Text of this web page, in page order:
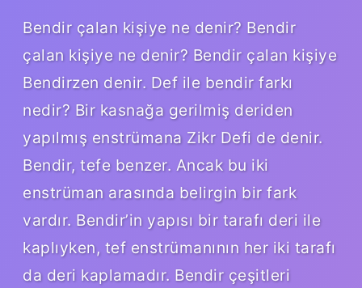
Bendir çalan kişiye ne denir? Bendir
çalan kişiye ne denir? Bendir çalan kişiye
Bendirzen denir. Def ile bendir farkı
nedir? Bir kasnağa gerilmiş deriden
yapılmış enstrümana Zikr Defi de denir.
Bendir, tefe benzer. Ancak bu iki
enstrüman arasında belirgin bir fark
vardır. Bendir’in yapısı bir tarafı deri ile
kaplıyken, tef enstrümanının her iki tarafı
da deri kaplamadır. Bendir çeşitleri